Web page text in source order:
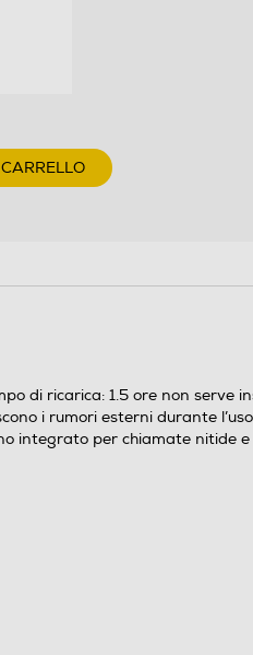
di ricarica: 1.5 ore non serve
i rumori esterni durante
integrato per chiamate nitide